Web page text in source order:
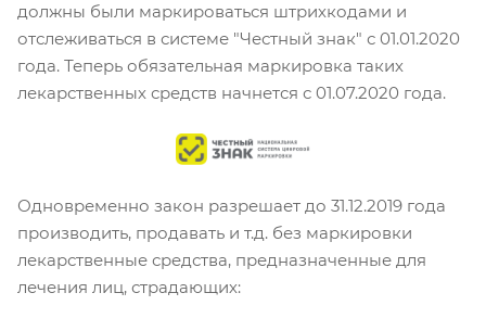
должны были маркироваться штрихкодами и
отслеживаться в системе "Честный знак" с 01.01.2020
года. Теперь обязательная маркировка таких
лекарственных средств начнется с 01.07.2020 года.
Одновременно закон разрешает до 31.12.2019 года
производить, продавать и т.д. без маркировки
лекарственные средства, предназначенные для
лечения лиц, страдающих: